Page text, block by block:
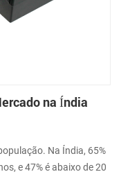
na Índia
Na Índia, 65%
e 47% é abaixo de 20
indígena será